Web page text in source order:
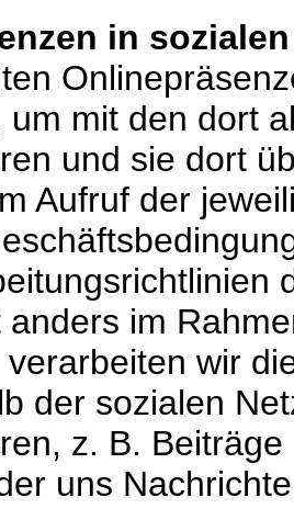
in
um mit den dort
und sie dort
Aufruf der
anders im
wir
der sozialen
z. B.
uns